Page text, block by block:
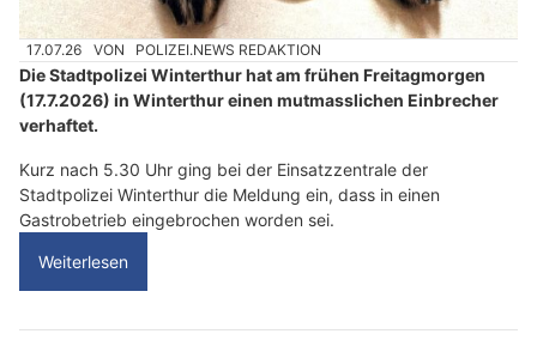
17.07.26 VON POLIZEI.NEWS REDAKTION
Die Stadtpolizei Winterthur hat am frühen Freitagmorgen
(17.7.2026) in Winterthur einen mutmasslichen Einbrecher
verhaftet.
Kurz nach 5.30 Uhr ging bei der Einsatzzentrale der
Stadtpolizei Winterthur die Meldung ein, dass in einen
Gastrobetrieb eingebrochen worden sei.
Weiterlesen